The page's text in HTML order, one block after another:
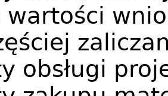
wartości
obsługi